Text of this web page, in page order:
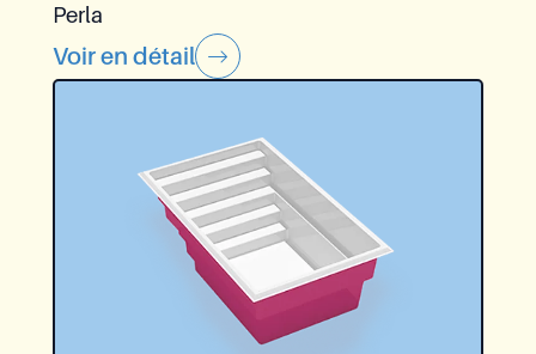
Perla
Voir en détail